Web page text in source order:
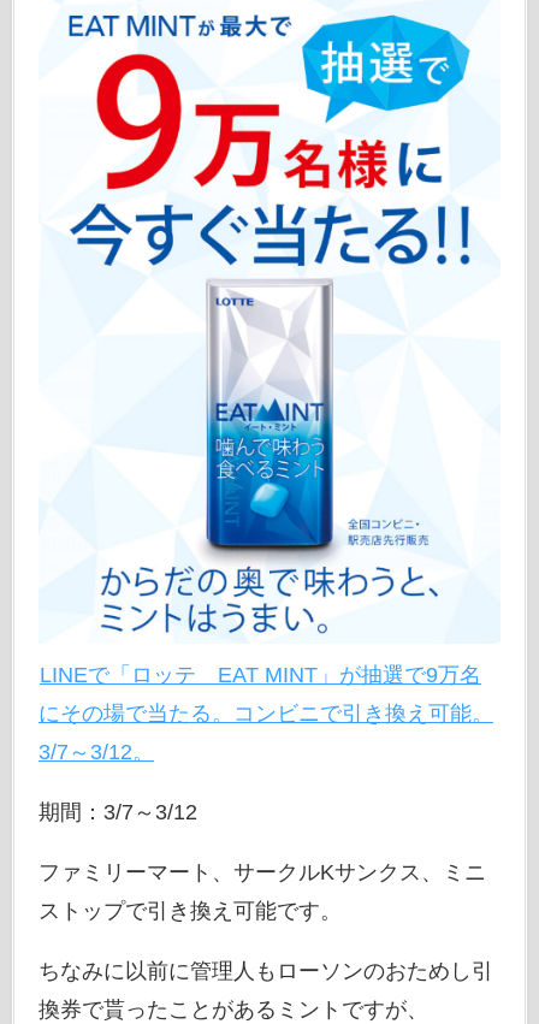
LINEで「ロッテ EAT MINT」が抽選で9万名
にその場で当たる。コンビニで引き換え可能。
3/7～3/12。
期間：3/7～3/12
ファミリーマート、サークルKサンクス、ミニ
ストップで引き換え可能です。
ちなみに以前に管理人もローソンのおためし引
換券で貰ったことがあるミントですが、